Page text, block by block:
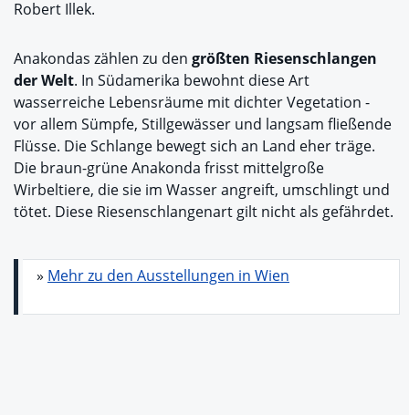
Robert Illek.
Anakondas zählen zu den größten Riesenschlangen
der Welt. In Südamerika bewohnt diese Art
wasserreiche Lebensräume mit dichter Vegetation -
vor allem Sümpfe, Stillgewässer und langsam fließende
Flüsse. Die Schlange bewegt sich an Land eher träge.
Die braun-grüne Anakonda frisst mittelgroße
Wirbeltiere, die sie im Wasser angreift, umschlingt und
tötet. Diese Riesenschlangenart gilt nicht als gefährdet.
» Mehr zu den Ausstellungen in Wien